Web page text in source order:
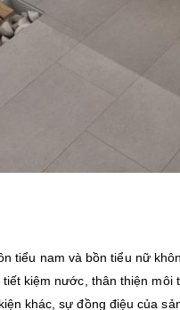
tiểu nam và bồn tiểu nữ
kiệm nước, thân thiện
khác, sự đồng điệu của